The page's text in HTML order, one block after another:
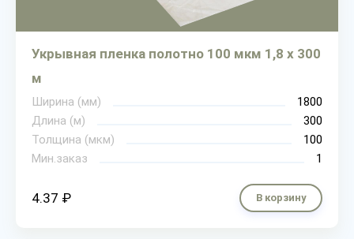
Укрывная пленка полотно 100 мкм 1,8 х 300
м
Ширина (мм)
1800
Длина (м)
300
Толщина (мкм)
100
Мин.заказ
1
4.37 ₽ В корзину